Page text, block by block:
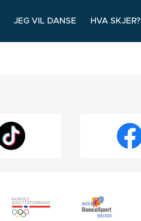
JEG VIL DANSE HVA SKJER?